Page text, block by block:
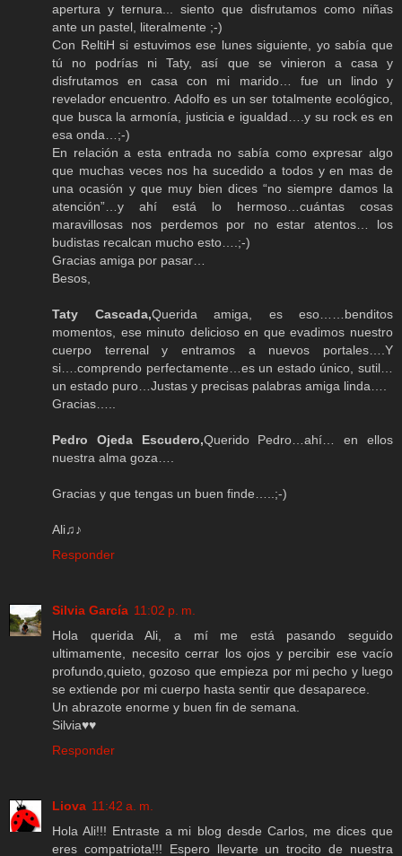
apertura y ternura... siento que disfrutamos como niñas
ante un pastel, literalmente ;-)
Con ReltiH si estuvimos ese lunes siguiente, yo sabía que
tú no podrías ni Taty, así que se vinieron a casa y
disfrutamos en casa con mi marido… fue un lindo y
revelador encuentro. Adolfo es un ser totalmente ecológico,
que busca la armonía, justicia e igualdad….y su rock es en
esa onda…;-)
En relación a esta entrada no sabía como expresar algo
que muchas veces nos ha sucedido a todos y en mas de
una ocasión y que muy bien dices “no siempre damos la
atención”…y ahí está lo hermoso…cuántas cosas
maravillosas nos perdemos por no estar atentos… los
budistas recalcan mucho esto….;-)
Gracias amiga por pasar…
Besos,
Taty Cascada,Querida amiga, es eso……benditos
momentos, ese minuto delicioso en que evadimos nuestro
cuerpo terrenal y entramos a nuevos portales….Y
si….comprendo perfectamente…es un estado único, sutil…
un estado puro…Justas y precisas palabras amiga linda….
Gracias…..
Pedro Ojeda Escudero,Querido Pedro…ahí… en ellos
nuestra alma goza….
Gracias y que tengas un buen finde…..;-)
Ali♫♪
Responder
Silvia García 11:02 p. m.
Hola querida Ali, a mí me está pasando seguido
ultimamente, necesito cerrar los ojos y percibir ese vacío
profundo,quieto, gozoso que empieza por mi pecho y luego
se extiende por mi cuerpo hasta sentir que desaparece.
Un abrazote enorme y buen fin de semana.
Silvia♥♥
Responder
Liova 11:42 a. m.
Hola Ali!!! Entraste a mi blog desde Carlos, me dices que
eres compatriota!!! Espero llevarte un trocito de nuestra